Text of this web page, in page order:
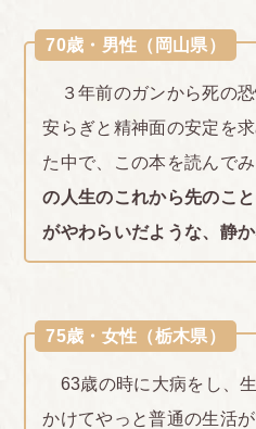
70歳・男性（岡山県）
３年前のガンから死の
安らぎと精神面の安定を
た中で、この本を読んで
の人生のこれから先のこ
がやわらいだような、静か
75歳・女性（栃木県）
63歳の時に大病をし、
かけてやっと普通の生活